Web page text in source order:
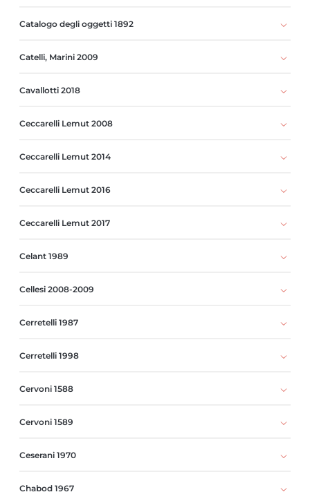
Catalogo degli oggetti 1892
Catelli, Marini 2009
Cavallotti 2018
Ceccarelli Lemut 2008
Ceccarelli Lemut 2014
Ceccarelli Lemut 2016
Ceccarelli Lemut 2017
Celant 1989
Cellesi 2008-2009
Cerretelli 1987
Cerretelli 1998
Cervoni 1588
Cervoni 1589
Ceserani 1970
Chabod 1967